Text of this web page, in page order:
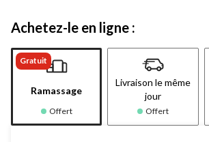
Achetez-le en ligne :
Gratuit
Ramassage
Offert
Livraison le même
jour
Offert